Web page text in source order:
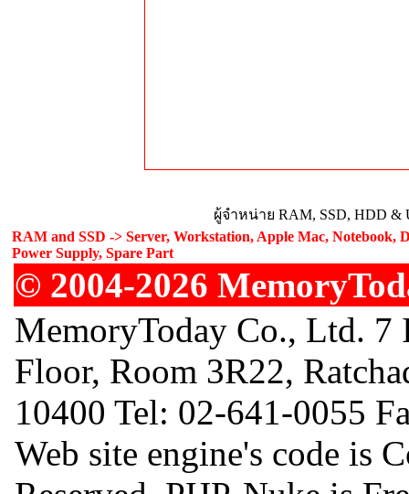
ผู้จำหน่าย RAM, SSD, HDD &
RAM and SSD -> Server, Workstation, Apple Mac, Notebook,
Power Supply, Spare Part
© 2004-2026
MemoryToday Co., Ltd.
Floor, Room 3R22,
10400 Tel: 02-641-0055
Web site engine's code is